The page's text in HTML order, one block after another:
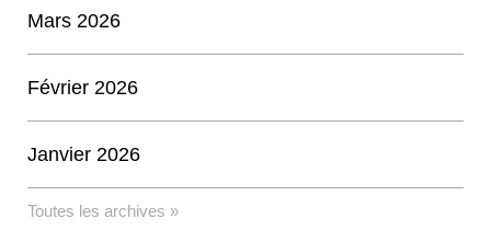
Mars 2026
Février 2026
Janvier 2026
Toutes les archives »